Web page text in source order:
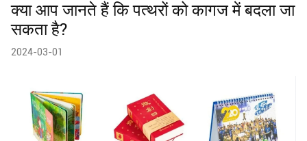
क्या आप जानते हैं कि पत्थरों को कागज में बदला जा
सकता है?
2024-03-01